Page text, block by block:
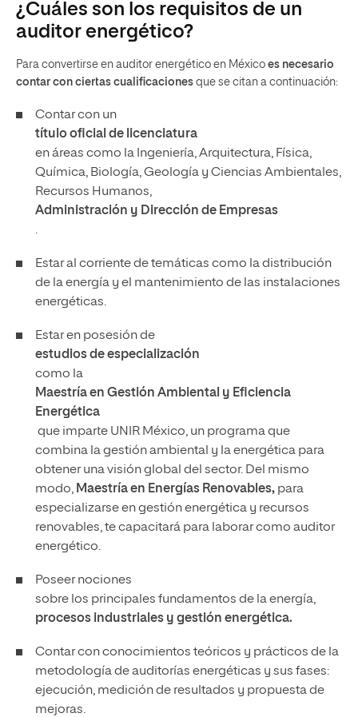
¿Cuáles son los requisitos de un
auditor energético?
Para convertirse en auditor energético en México es necesario
contar con ciertas cualificaciones que se citan a continuación:
Contar con un
título oficial de licenciatura
en áreas como la Ingeniería, Arquitectura, Física,
Química, Biología, Geología y Ciencias Ambientales,
Recursos Humanos,
Administración y Dirección de Empresas
.
Estar al corriente de temáticas como la distribución
de la energía y el mantenimiento de las instalaciones
energéticas.
Estar en posesión de
estudios de especialización
como la
Maestría en Gestión Ambiental y Eficiencia
Energética
que imparte UNIR México, un programa que
combina la gestión ambiental y la energética para
obtener una visión global del sector. Del mismo
modo, Maestría en Energías Renovables, para
especializarse en gestión energética y recursos
renovables, te capacitará para laborar como auditor
energético.
Poseer nociones
sobre los principales fundamentos de la energía,
procesos industriales y gestión energética.
Contar con conocimientos teóricos y prácticos de la
metodología de auditorías energéticas y sus fases:
ejecución, medición de resultados y propuesta de
mejoras.